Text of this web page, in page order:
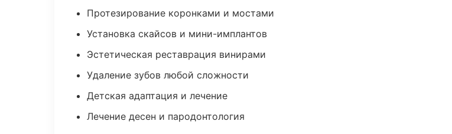
Протезирование коронками и мостами
Установка скайсов и мини-имплантов
Эстетическая реставрация винирами
Удаление зубов любой сложности
Детская адаптация и лечение
Лечение десен и пародонтология